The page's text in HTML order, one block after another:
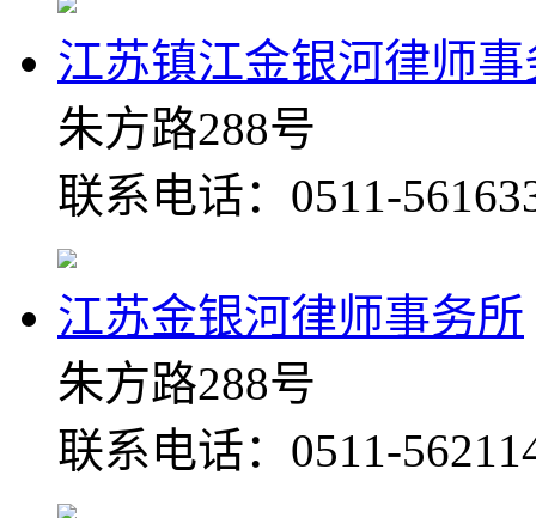
江苏镇江金银河律师事
朱方路288号
联系电话：0511-
江苏金银河律师事务所
朱方路288号
联系电话：0511-